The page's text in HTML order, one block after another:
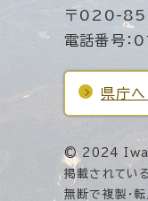
〒020-
電話番号：
県庁へ
© 2024
掲載されてい
無断で複製・